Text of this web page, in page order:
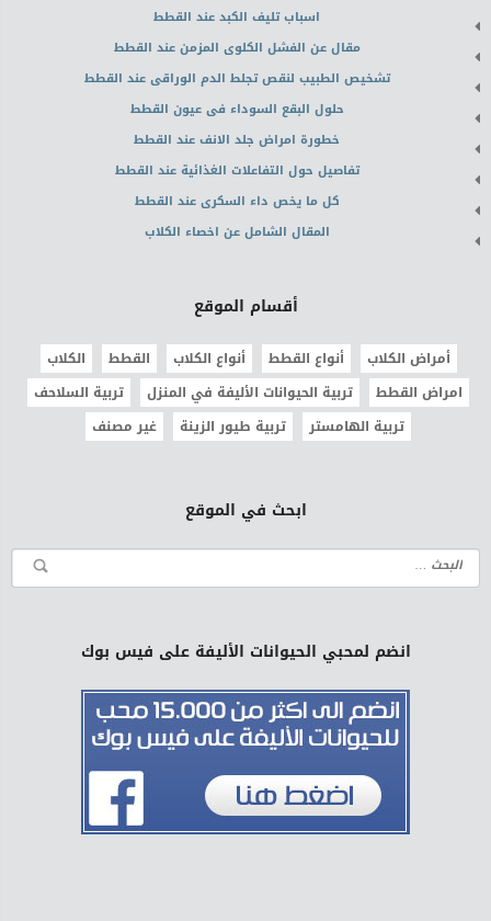
اسباب تليف الكبد عند القطط
مقال عن الفشل الكلوى المزمن عند القطط
تشخيص الطبيب لنقص تجلط الدم الوراقى عند القطط
حلول البقع السوداء فى عيون القطط
خطورة امراض جلد الانف عند القطط
تفاصيل حول التفاعلات الغذائية عند القطط
كل ما يخص داء السكرى عند القطط
المقال الشامل عن اخصاء الكلاب
أقسام الموقع
أمراض الكلاب أنواع القطط أنواع الكلاب القطط
الكلاب
امراض القطط
تربية الحيوانات الأليفة في المنزل
تربية السلاحف
تربية الهامستر
تربية طيور الزينة غير مصنف
ابحث في الموقع
انضم لمحبي الحيوانات الأليفة على فيس بوك